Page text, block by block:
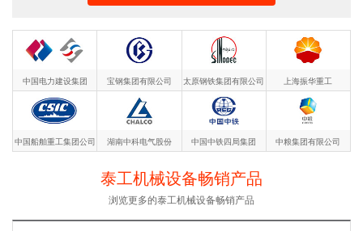
中国电力建设集团 宝钢集团有限公司 太原钢铁集团有限公司 上海振华重工
中国船舶重工集团公司 湖南中科电气股份 中国中铁四局集团 中粮集团有限公司
泰工机械设备畅销产品
浏览更多的泰工机械设备畅销产品